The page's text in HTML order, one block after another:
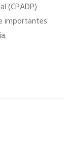
(CPADP)
importantes